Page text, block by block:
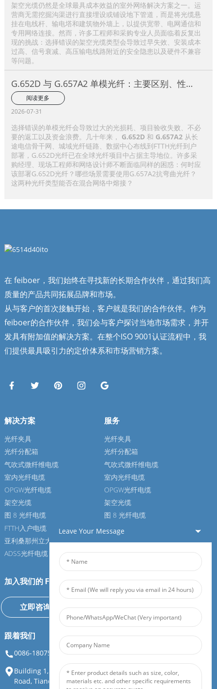
架空光缆仍然是全球最具成本效益的室外网络解决方案之一。运
营商无需挖掘沟渠进行直接埋设或铺设地下管道，而是将光缆悬
挂在电线杆、输电塔和建筑物外墙上，以提供宽带、电网通信和
专用网络连接。然而，许多工程师和采购专业人员面临着反复出
现的挑战：选择错误的架空光缆类型会导致过早失效、安装成本
过高、信号衰减、高压输电线路附近的安全隐患以及硬件不兼容
等问题。
G.652D 与 G.657A2 单模光纤：主要区别、性能
比较及应用选择指南
阅读更多
2026-07-31
选择错误的单模光纤会导致过大的光损耗、项目验收失败、不必
要的返工以及资金浪费。几十年来， G.652D和 G.657A2从长
途电信骨干网、城域光纤链路、数据中心布线到FTTH光纤到户
部署，G.652D光纤已在全球光纤项目中占据主导地位。许多采
购经理、现场工程师和网络设计师不断面临同样的困惑：何时应
该部署G.652D光纤？哪些场景需要使用G.657A2抗弯曲光纤？
这两种光纤类型能否在混合网络中熔接？
在 feiboer，我们始终在寻找新的长期合作伙伴，通过我们高
质量的产品共同拓展品牌和市场。
从与客户的首次接触开始，客户就是我们的合作伙伴。作为
feiboer的合作伙伴，我们会与客户探讨当地市场需求，并开
发具有附加值的解决方案。在整个ISO 9001认证流程中，我
们提供最具吸引力的定价体系和市场营销方案。
解决方案
光纤夹具
光纤分配箱
气吹式微纤维电缆
室内光纤电缆
OPGW光纤电缆
架空光缆
图 8 光纤电缆
FTTH入户电缆
亚利桑那州立大学光纤电缆
ADSS光纤电缆
服务
光纤夹具
光纤分配箱
气吹式微纤维电缆
室内光纤电缆
OPGW光纤电缆
架空光缆
图 8 光纤电缆
FTTH入户电缆
亚利桑那州立大学光纤电缆
ADSS光纤电缆
加入我们的 Feiboer
立即咨询
跟着我们
0086-18075108880
info@feiboer.com.cn
Building 1, Zhongjianbaobao Mansion, No. 30, Lianhu 3rd
Road, Tianding Street, Yuelu District, Changsha City, Hunan
Leave Your Message